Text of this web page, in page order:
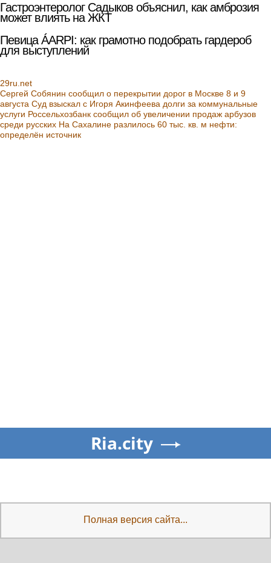
Гастроэнтеролог Садыков объяснил, как амброзия
может влиять на ЖКТ
Певица ÁARPI: как грамотно подобрать гардероб
для выступлений
29ru.net
Сергей Собянин сообщил о перекрытии дорог в Москве 8 и 9
августа Суд взыскал с Игоря Акинфеева долги за коммунальные
услуги Россельхозбанк сообщил об увеличении продаж арбузов
среди русских На Сахалине разлилось 60 тыс. кв. м нефти:
определён источник
Ria.city
Полная версия сайта...